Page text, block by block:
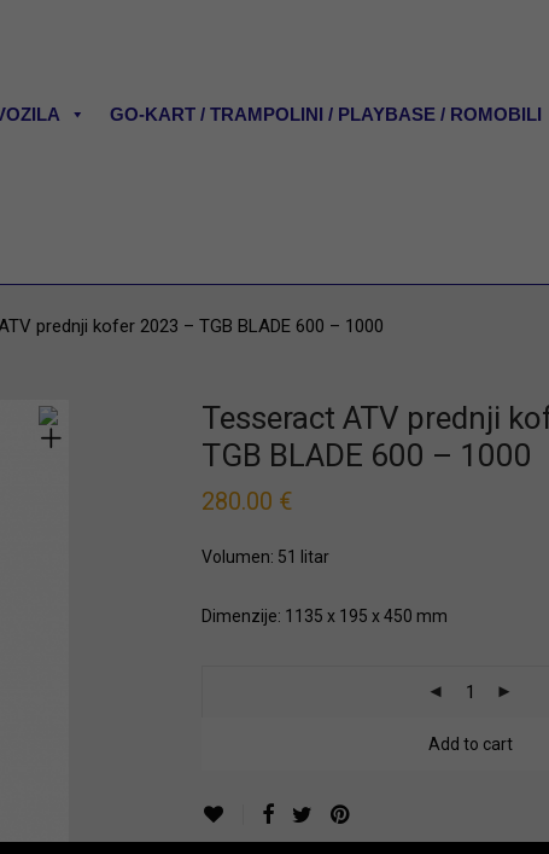
GO-KART / TRAMPOLINI / PLAYBASE / ROMOBILI
prednji kofer 2023 – TGB BLADE 600 – 1000
Tesseract ATV prednji
TGB BLADE 600 – 1000
280.00 €
Volumen: 51 litar
Dimenzije: 1135 x 195 x 450 mm
Add to cart